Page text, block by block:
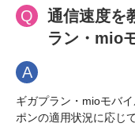
Q
通信速度を
ラン・mio
A
ギガプラン・mioモバ
ポンの適用状況に応じ